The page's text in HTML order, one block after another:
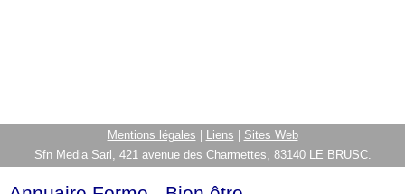
Mentions légales Liens
Sites Web
Sfn Media Sarl, 421 avenue des Charmettes, 83140 LE BRUSC.